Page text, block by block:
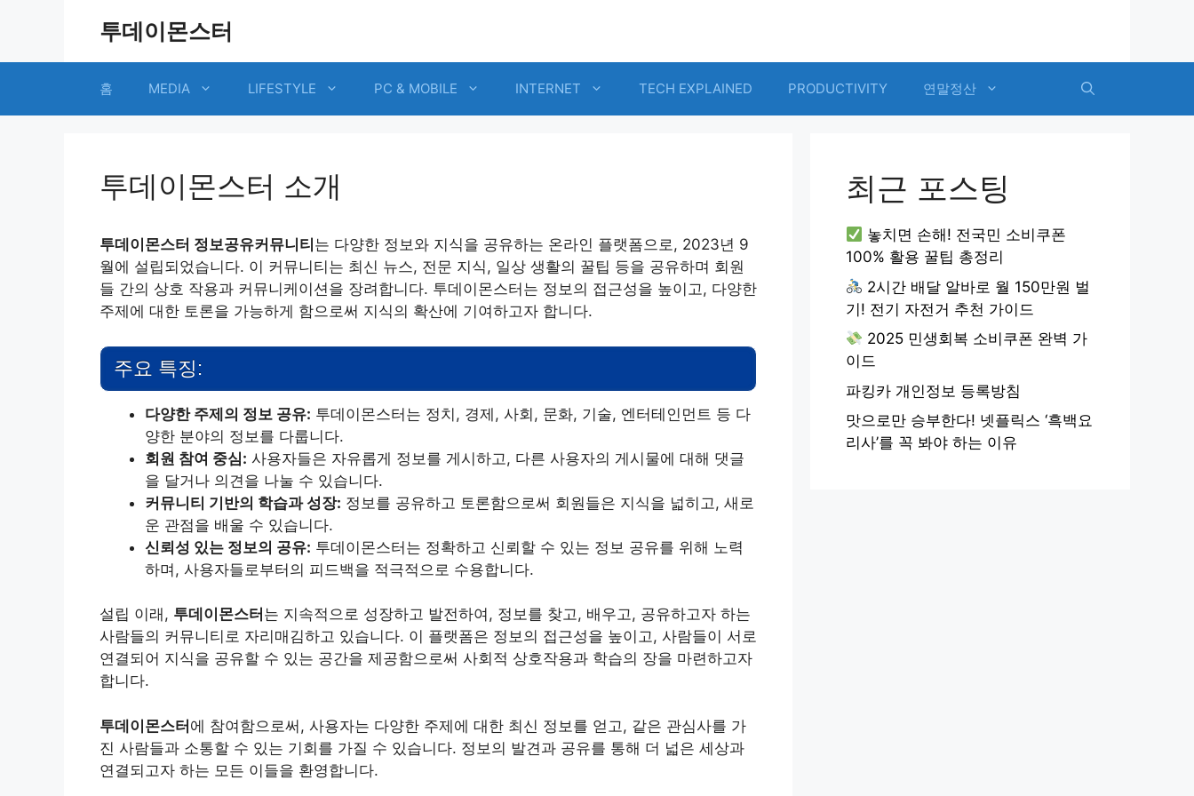
투데이몬스터
홈 MEDIA LIFESTYLE PC & MOBILE INTERNET TECH EXPLAINED PRODUCTIVITY 연말정산
투데이몬스터 소개
투데이몬스터 정보공유커뮤니티 는 다양한 정보와 지식을 공유하는 온라인 플랫폼으로, 2023년 9
월에 설립되었습니다. 이 커뮤니티는 최신 뉴스, 전문 지식, 일상 생활의 꿀팁 등을 공유하며 회원
들 간의 상호 작용과 커뮤니케이션을 장려합니다. 투데이몬스터는 정보의 접근성을 높이고, 다양한
주제에 대한 토론을 가능하게 함으로써 지식의 확산에 기여하고자 합니다.
주요 특징:
다양한 주제의 정보 공유: 투데이몬스터는 정치, 경제, 사회, 문화, 기술, 엔터테인먼트 등 다
양한 분야의 정보를 다룹니다.
회원 참여 중심: 사용자들은 자유롭게 정보를 게시하고, 다른 사용자의 게시물에 대해 댓글
을 달거나 의견을 나눌 수 있습니다.
커뮤니티 기반의 학습과 성장: 정보를 공유하고 토론함으로써 회원들은 지식을 넓히고, 새로
운 관점을 배울 수 있습니다.
신뢰성 있는 정보의 공유: 투데이몬스터는 정확하고 신뢰할 수 있는 정보 공유를 위해 노력
하며, 사용자들로부터의 피드백을 적극적으로 수용합니다.
설립 이래, 투데이몬스터 는 지속적으로 성장하고 발전하여, 정보를 찾고, 배우고, 공유하고자 하는
사람들의 커뮤니티로 자리매김하고 있습니다. 이 플랫폼은 정보의 접근성을 높이고, 사람들이 서로
연결되어 지식을 공유할 수 있는 공간을 제공함으로써 사회적 상호작용과 학습의 장을 마련하고자
합니다.
투데이몬스터에 참여함으로써, 사용자는 다양한 주제에 대한 최신 정보를 얻고, 같은 관심사를 가
진 사람들과 소통할 수 있는 기회를 가질 수 있습니다. 정보의 발견과 공유를 통해 더 넓은 세상과
연결되고자 하는 모든 이들을 환영합니다.
최근 포스팅
놓치면 손해! 전국민 소비쿠폰
100% 활용 꿀팁 총정리
2시간 배달 알바로 월 150만원 벌
기! 전기 자전거 추천 가이드
2025 민생회복 소비쿠폰 완벽 가
이드
파킹카 개인정보 등록방침
맛으로만 승부한다! 넷플릭스 ‘흑백요
리사’를 꼭 봐야 하는 이유